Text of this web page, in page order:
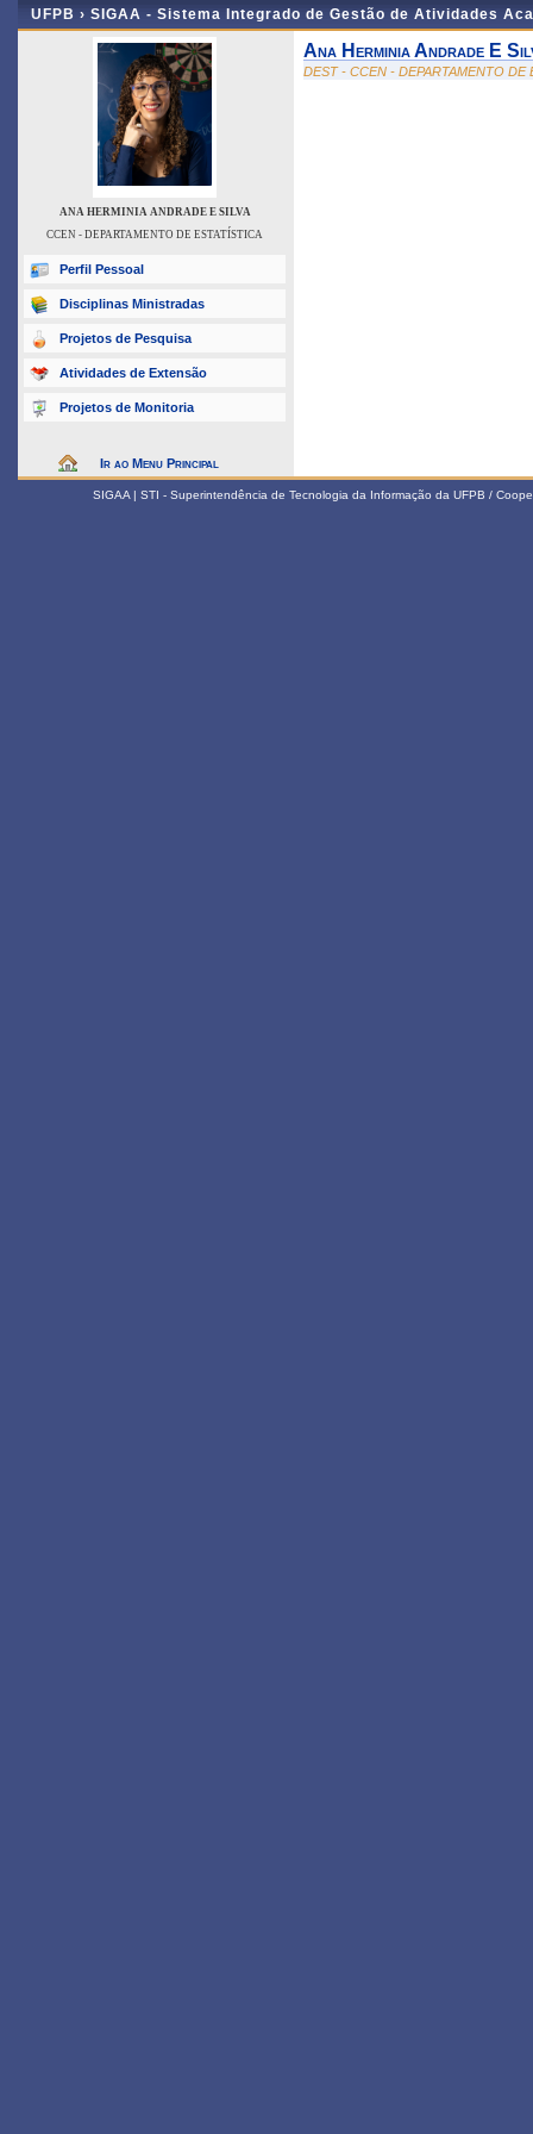
UFPB › SIGAA - Sistema Integrado de Gestão de Atividades
ANA HERMINIA ANDRADE E SILVA
CCEN - DEPARTAMENTO DE ESTATÍSTICA
Perfil Pessoal
Disciplinas Ministradas
Projetos de Pesquisa
Atividades de Extensão
Projetos de Monitoria
Ir ao Menu Principal
Ana Herminia Andrade E
DEST - CCEN - DEPARTAMENTO DE
SIGAA | STI - Superintendência de Tecnologia da Informação da UFPB /